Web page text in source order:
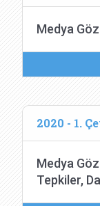
Medya
2020 - 1.
Medya
Tepkiler,